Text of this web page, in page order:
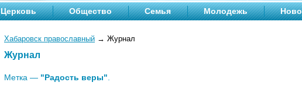
Церковь Общество Семья Молодежь
Хабаровск православный → Журнал
Журнал
Метка — "Радость веры"